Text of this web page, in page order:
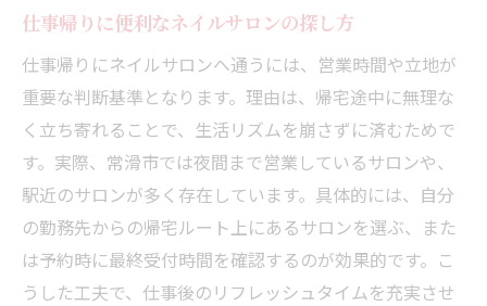
仕事帰りに便利なネイルサロンの探し方
仕事帰りにネイルサロンへ通うには、営業時間や立地が
重要な判断基準となります。理由は、帰宅途中に無理な
く立ち寄れることで、生活リズムを崩さずに済むためで
す。実際、常滑市では夜間まで営業しているサロンや、
駅近のサロンが多く存在しています。具体的には、自分
の勤務先からの帰宅ルート上にあるサロンを選ぶ、また
は予約時に最終受付時間を確認するのが効果的です。こ
うした工夫で、仕事後のリフレッシュタイムを充実させ